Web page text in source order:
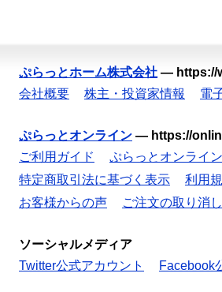
ぷらっとホーム株式会社 — https://
会社概要
株主・投資家情報 電
ぷらっとオンライン — https://
ご利用ガイド
ぷらっとオンライ
特定商取引法に基づく表示
利用
お客様からの声
ご注文の取り消し
ソーシャルメディア
Twitter公式アカウント
Facebook